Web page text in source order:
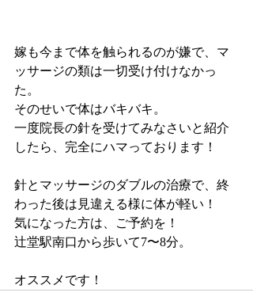
嫁も今まで体を触られるのが嫌で、マ
ッサージの類は一切受け付けなかっ
た。
そのせいで体はバキバキ。
一度院長の針を受けてみなさいと紹介
したら、完全にハマっております！
針とマッサージのダブルの治療で、終
わった後は見違える様に体が軽い！
気になった方は、ご予約を！
辻堂駅南口から歩いて7〜8分。
オススメです！